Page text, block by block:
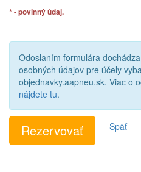
* - povinný údaj.
Odoslaním formulára
osobných údajov pre účely
objednavky.aapneu.sk. Viac o
nájdete tu.
Späť